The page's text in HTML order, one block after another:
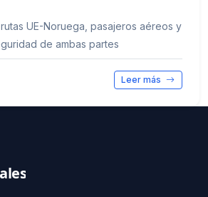
UE-Noruega, pasajeros aéreos y
de ambas partes
Leer más